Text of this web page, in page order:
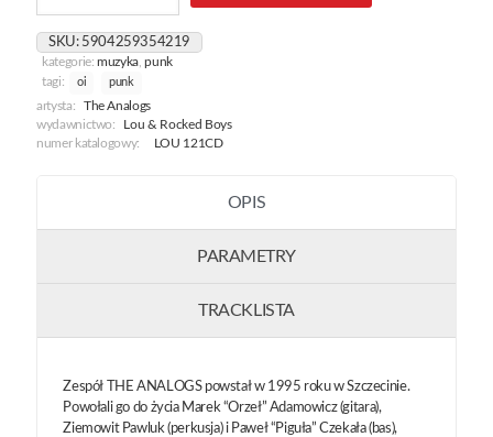
Młodzież
SKU: 5904259354219
kategorie:muzyka ,punk
tagi:
oi punk
artysta:
The Analogs
wydawnictwo:
Lou & Rocked Boys
numer katalogowy:
LOU 121CD
OPIS
PARAMETRY
TRACKLISTA
Zespół THE ANALOGS powstał w 1995 roku w Szczecinie.
Powołali go do życia Marek “Orzeł” Adamowicz (gitara),
Ziemowit Pawluk (perkusja) i Paweł “Piguła” Czekała (bas),